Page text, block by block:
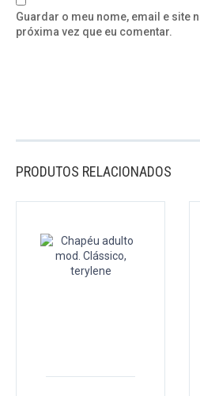
Guardar o meu nome, email e site
próxima vez que eu comentar.
PRODUTOS RELACIONADOS